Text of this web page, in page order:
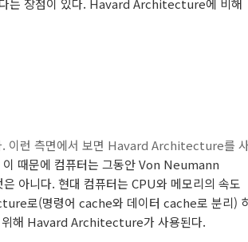
다는 장점이 있다. Havard Architecture에 비해
. 이런 측면에서 보면 Havard Architecture를
때문에 컴퓨터는 그동안Von Neumann
아니다. 현대 컴퓨터는 CPU와 메모리의 속도
로(명령어 cache와 데이터 cache로 분리)
해 Havard Architecture가 사용된다.